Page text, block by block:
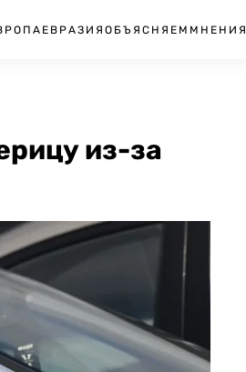
ЕВРАЗИЯ ОБЪЯСНЯЕМ МНЕНИЯ
из-за